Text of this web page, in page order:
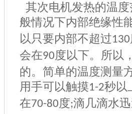
其次电机发热的温
般情况下内部绝缘性
以只要内部不超过130
会在90度以下。所以
的。简单的温度测量
用手可以触摸1-2秒以
在70-80度;滴几滴水